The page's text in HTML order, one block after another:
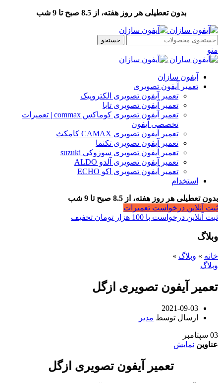
بدون تعطیلی هر روز هفته، از 8.5 صبح تا 9 شب
جستجو
منو
آیفون سازان
تعمیر آیفون تصویری
تعمیر آیفون تصویری الکتروپیک
تعمیر آیفون تصویری تابا
تعمیر آیفون تصویری کوماکس commax | تعمیرات
تخصصی آیفون
تعمیر آیفون تصویری CAMAX کامکث
تعمیر آیفون تصویری تکنما
تعمیر آیفون تصویری سوزوکی suzuki
تعمیر آیفون تصویری آلدو ALDO
تعمیر آیفون تصویری اکو ECHO
استخدام
بدون تعطیلی هر روز هفته، از 8.5 صبح تا 9 شب
ثبت آنلاین درخواست تعمیرات
ثبت آنلاین درخواست با 100 هزار تومان تخفیف
وبلاگ
خانه » وبلاگ »
وبلاگ
تعمیر آیفون تصویری ازگل
2021-09-03
ارسال توسط مدیر
03 سپتامبر
عناوین نمایش
تعمیر آیفون تصویری ازگل